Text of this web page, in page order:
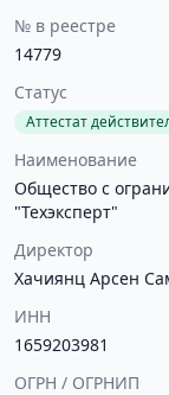
№ в реестре
14779
Статус
Аттестат
Наименование
Общество с
"Техэксперт"
Директор
Хачиянц Арсен
ИНН
1659203981
ОГРН / ОГРНИП